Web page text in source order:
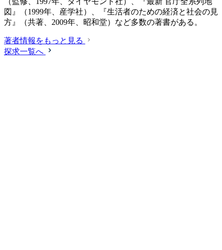
図』（1999年、産学社）、『生活者のための経済と社会の見
方』（共著、2009年、昭和堂）など多数の著書がある。
著者情報をもっと見る
探求一覧へ